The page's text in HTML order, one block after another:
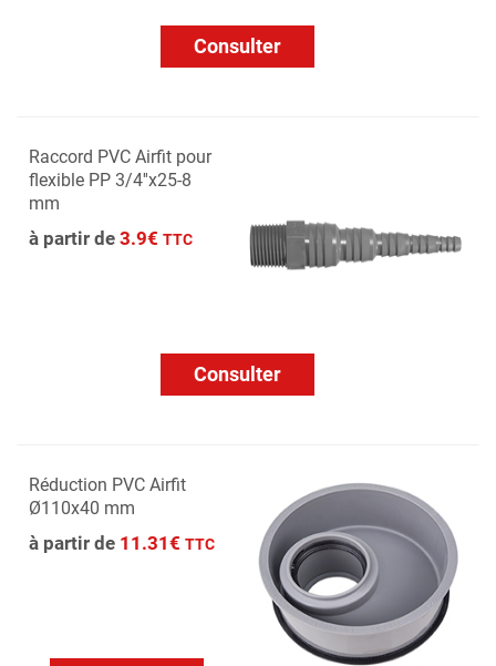
Consulter
Raccord PVC Airfit pour
flexible PP 3/4''x25-8
mm
à partir de 3.9€ TTC
Consulter
Réduction PVC Airfit
Ø110x40 mm
à partir de 11.31€ TTC